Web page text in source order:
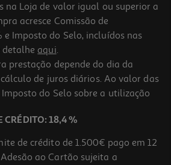
na Loja de valor igual ou superior a
acresce Comissão de
e Imposto do Selo, incluídos nas
detalhe aqui.
prestação depende do dia da
de juros diários. Ao valor das
Imposto do Selo sobre a utilização
CRÉDITO: 18,4 %
de crédito de 1.500€ pago em 12
Adesão ao Cartão sujeita a